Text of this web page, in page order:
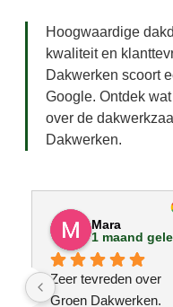
Hoogwaardige
kwaliteit en
Dakwerken scoort
Google. Ontdek
over de
Dakwerken.
Mara
1 maand
Zeer tevreden over
Groen Dakwerken.